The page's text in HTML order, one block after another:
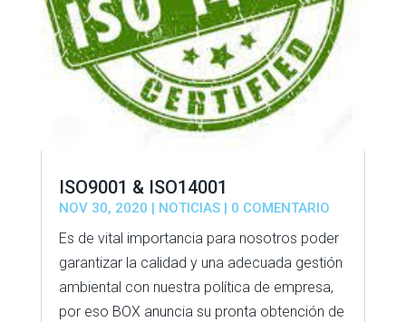
ISO9001 & ISO14001
NOV 30, 2020 NOTICIAS| 0 COMENTARIO
Es de vital importancia para nosotros poder
garantizar la calidad y una adecuada gestión
ambiental con nuestra política de empresa,
por eso BOX anuncia su pronta obtención de